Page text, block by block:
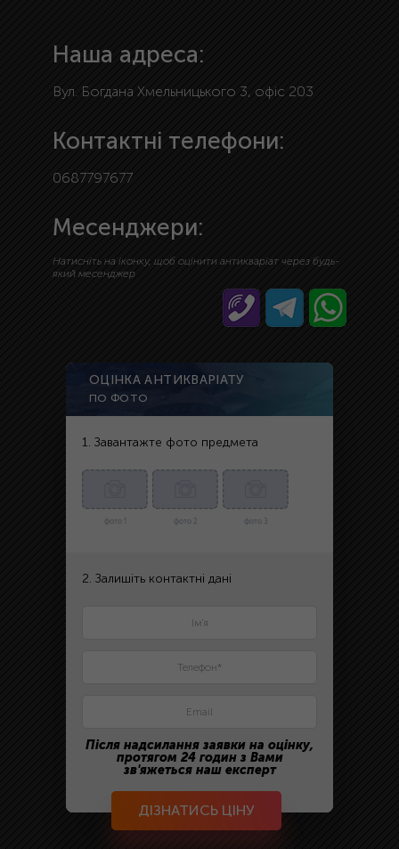
Наша адреса:
Вул. Богдана Хмельницького 3, офіс 203
Контактні телефони:
0687797677
Месенджери:
Натисніть на іконку, щоб оцінити антикваріат через будь-
який месенджер
ОЦІНКА АНТИКВАРІАТУ
ПО ФОТО
1. Завантажте фото предмета
фото 1 фото 2 фото 3
2. Залишіть контактні дані
Після надсилання заявки на оцінку,
протягом 24 годин з Вами
зв'яжеться наш експерт
ДІЗНАТИСЬ ЦІНУ